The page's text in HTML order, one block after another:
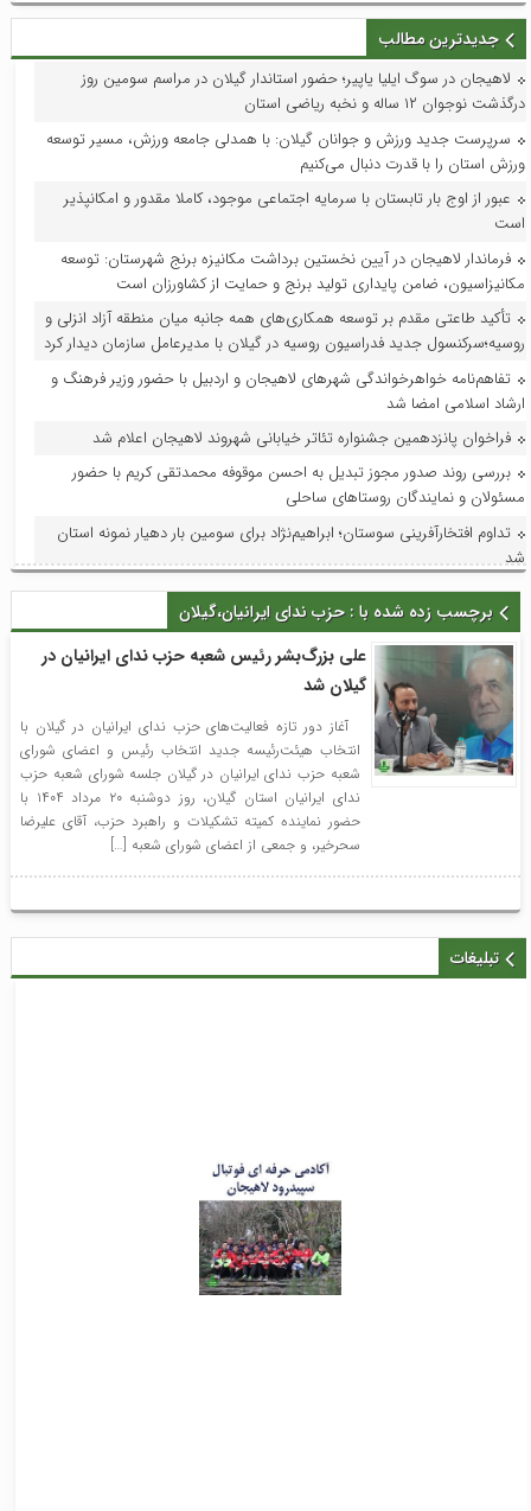
جدیدترین مطالب
لاهیجان در سوگ ایلیا یاپیر؛ حضور استاندار گیلان در مراسم سومین روز
درگذشت نوجوان ۱۲ ساله و نخبه ریاضی استان
سرپرست جدید ورزش و جوانان گیلان: با همدلی جامعه ورزش، مسیر توسعه
ورزش استان را با قدرت دنبال می‌کنیم
عبور از اوج بار تابستان با سرمایه اجتماعی موجود، کاملا مقدور و امکانپذیر
است
فرماندار لاهیجان در آیین نخستین برداشت مکانیزه برنج شهرستان: توسعه
مکانیزاسیون، ضامن پایداری تولید برنج و حمایت از کشاورزان است
تأکید طاعتی مقدم بر توسعه همکاری‌های همه جانبه میان منطقه آزاد انزلی و
روسیه؛سرکنسول جدید فدراسیون روسیه در گیلان با مدیرعامل سازمان دیدار کرد
تفاهم‌نامه خواهرخواندگی شهرهای لاهیجان و اردبیل با حضور وزیر فرهنگ و
ارشاد اسلامی امضا شد
فراخوان پانزدهمین جشنواره تئاتر خیابانی شهروند لاهیجان اعلام شد
بررسی روند صدور مجوز تبدیل به احسن موقوفه محمدتقی کریم با حضور
مسئولان و نمایندگان روستاهای ساحلی
تداوم افتخارآفرینی سوستان؛ ابراهیم‌نژاد برای سومین بار دهیار نمونه استان
شد
فرماندار لاهیجان در جلسه هماهنگی جشنواره رسانه‌ای چای:جشنواره رسانه‌ای
چای، فرصتی برای تقویت برند لاهیجان و فرهنگ مصرف چای ایرانی است
استاندار گیلان؛ گیلان می‌تواند قطب ملی اردوها و مسابقات ورزش کارگری
شود
با حضور مدیر امور عمرانی، زیربنایی و محیط زیست دبیرخانه شورای‌عالی
مناطق آزاد و ویژه اقتصادی؛ آخرین وضعیت پروژه‌های عمرانی منطقه آزاد انزلی
بررسی شد
در راستای ظرفیت‌سازی و توسعه: فاز اول افزایش ظرفیت پست لاهیجان۲ به
بهره‌برداری و در مدار قرار گرفت
با حضور معاون امور هنری وزارت فرهنگ و ارشاد اسلامی؛جلسه شورای
سیاستگذاری جشنواره تئاتر خیابانی شهروند لاهیجان برگزار شد
برچسب زده شده با : حزب ندای ایرانیان،گیلان
علی بزرگ‌بشر رئیس شعبه حزب ندای ایرانیان در
گیلان شد
آغاز دور تازه فعالیت‌های حزب ندای ایرانیان در گیلان با
انتخاب هیئت‌رئیسه جدید انتخاب رئیس و اعضای شورای
شعبه حزب ندای ایرانیان در گیلان جلسه شورای شعبه حزب
ندای ایرانیان استان گیلان، روز دوشنبه ۲۰ مرداد ۱۴۰۴ با
حضور نماینده کمیته تشکیلات و راهبرد حزب، آقای علیرضا
سحرخیر، و جمعی از اعضای شورای شعبه […]
تبلیغات